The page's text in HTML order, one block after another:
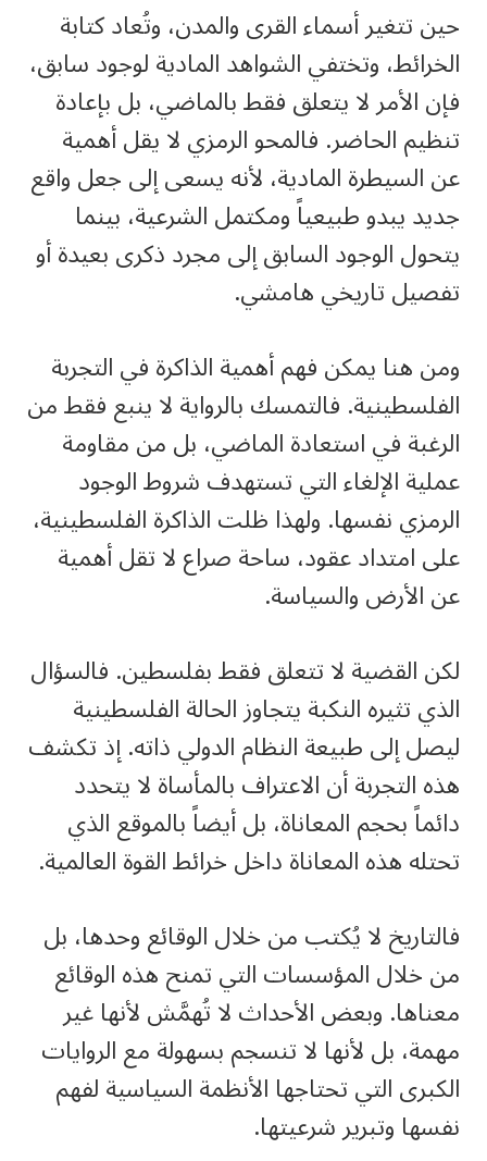
حين تتغير أسماء القرى والمدن، وتُعاد كتابة
الخرائط، وتختفي الشواهد المادية لوجود سابق،
فإن الأمر لا يتعلق فقط بالماضي، بل بإعادة
تنظيم الحاضر. فالمحو الرمزي لا يقل أهمية
عن السيطرة المادية، لأنه يسعى إلى جعل واقع
جديد يبدو طبيعياً ومكتمل الشرعية، بينما
يتحول الوجود السابق إلى مجرد ذكرى بعيدة أو
تفصيل تاريخي هامشي.
ومن هنا يمكن فهم أهمية الذاكرة في التجربة
الفلسطينية. فالتمسك بالرواية لا ينبع فقط من
الرغبة في استعادة الماضي، بل من مقاومة
عملية الإلغاء التي تستهدف شروط الوجود
الرمزي نفسها. ولهذا ظلت الذاكرة الفلسطينية،
على امتداد عقود، ساحة صراع لا تقل أهمية
عن الأرض والسياسة.
لكن القضية لا تتعلق فقط بفلسطين. فالسؤال
الذي تثيره النكبة يتجاوز الحالة الفلسطينية
ليصل إلى طبيعة النظام الدولي ذاته. إذ تكشف
هذه التجربة أن الاعتراف بالمأساة لا يتحدد
دائماً بحجم المعاناة، بل أيضاً بالموقع الذي
تحتله هذه المعاناة داخل خرائط القوة العالمية.
فالتاريخ لا يُكتب من خلال الوقائع وحدها، بل
من خلال المؤسسات التي تمنح هذه الوقائع
معناها. وبعض الأحداث لا تُهمَّش لأنها غير
مهمة، بل لأنها لا تنسجم بسهولة مع الروايات
الكبرى التي تحتاجها الأنظمة السياسية لفهم
نفسها وتبرير شرعيتها.